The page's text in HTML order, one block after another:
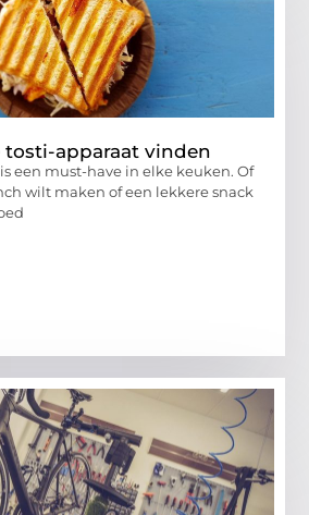
tosti-apparaat vinden
een must-have in elke keuken. Of
wilt maken of een lekkere snack